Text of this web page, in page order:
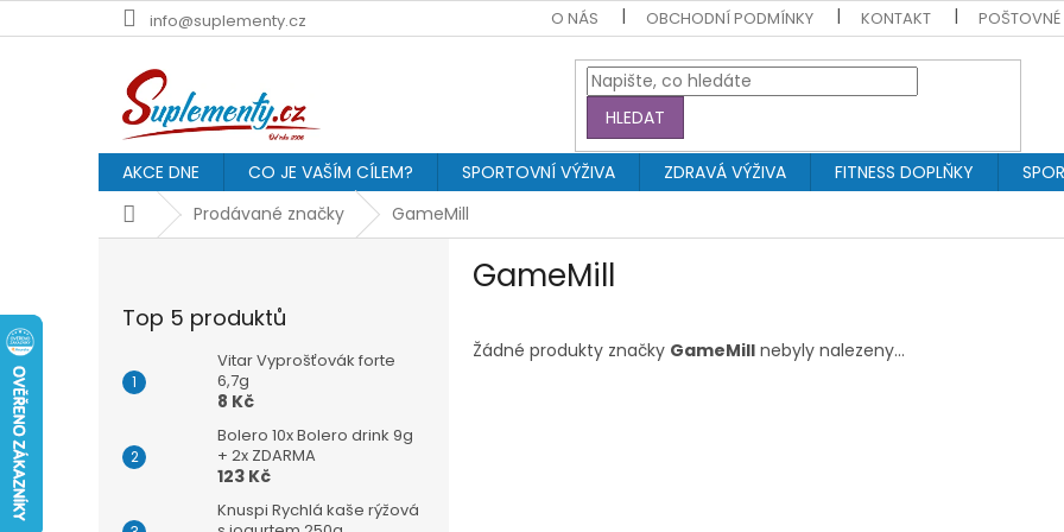
na
info@suplementy.cz O NÁS OBCHODNÍ PODMÍNKY KONTAKT POŠTOVNÉ
HLEDAT
AKCE DNE CO JE VAŠÍM CÍLEM? SPORTOVNÍ VÝŽIVA ZDRAVÁ VÝŽIVA FITNESS DOPLŇKY
DomůProdávané značky GameMill
Top 5 produktů
Vitar Vyprošťovák forte
6,7g
8 Kč
Bolero 10x Bolero drink 9g
+ 2x ZDARMA
123 Kč
Knuspi Rychlá kaše rýžová
GameMill
Žádné produkty značky GameMill nebyly nalezeny...